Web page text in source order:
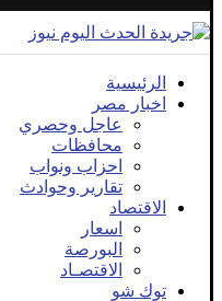
الرئيسية
اخبار مصر
عاجل وحصري
محافظات
احزاب ونواب
تقارير وحوادث
الاقتصاد
اسعار
البورصة
الاقتصـاد
توك شو